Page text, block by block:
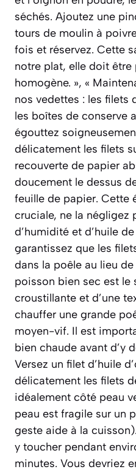
séchés. Ajoutez une
tours de moulin à
fois et réservez. Cette
notre plat, elle doit
homogène. », «
nos vedettes : les filets
les boîtes de conserve
égouttez
délicatement les filets
recouverte de papier
doucement le dessus
feuille de papier. Cette
cruciale, ne la négligez
d’humidité et d’huile
garantissez que les
dans la poêle au lieu
poisson bien sec est le
croustillante et d’une
chauffer une grande
moyen-vif. Il est
bien chaude avant d’y
Versez un filet d’huile
délicatement les filets
idéalement côté peau
peau est fragile sur un
geste aide à la
y toucher pendant
minutes. Vous devriez